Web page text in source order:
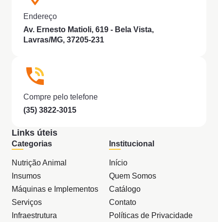
Endereço
Av. Ernesto Matioli, 619 - Bela Vista,
Lavras/MG, 37205-231
Compre pelo telefone
(35) 3822-3015
Links úteis
Categorias
Nutrição Animal
Insumos
Máquinas e Implementos
Serviços
Infraestrutura
Institucional
Início
Quem Somos
Catálogo
Contato
Políticas de Privacidade